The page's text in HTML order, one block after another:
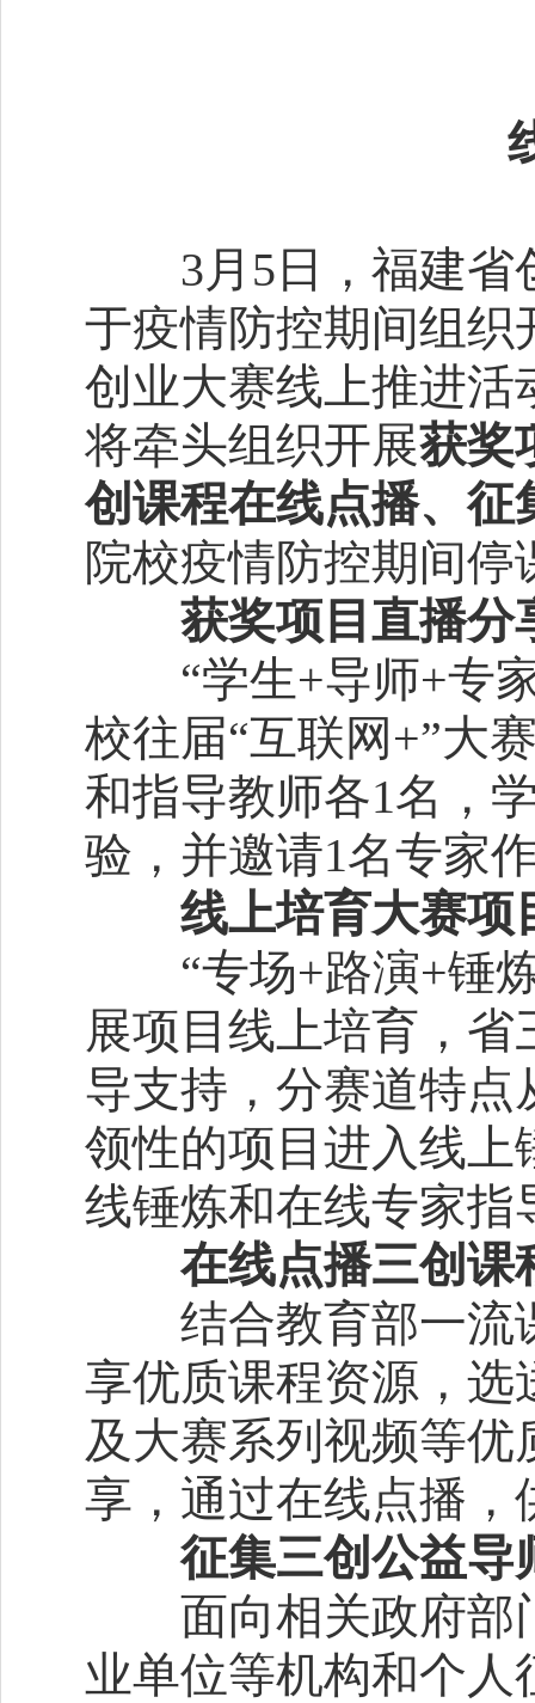
3月5日，福建省
于疫情防控期间组织
创业大赛线上推进活
将牵头组织开展获奖
创课程在线点播、征
院校疫情防控期间
获奖项目直播分
“学生+导师+专家
校往届“互联网+”大
和指导教师各1名，
验，并邀请1名专家
线上培育大赛项
“专场+路演+锤炼
展项目线上培育，
导支持，分赛道特
领性的项目进入线上
线锤炼和在线专家指
在线点播三创课
结合教育部一流课
享优质课程资源，选
及大赛系列视频等
享，通过在线点播，
征集三创公益导
面向相关政府部
业单位等机构和个